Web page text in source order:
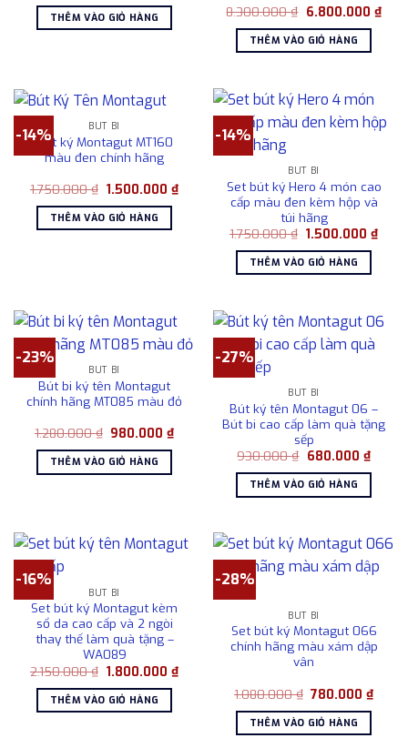
là:
2.300.000 ₫.
1.800.000 ₫.
THÊM VÀO GIỎ HÀNG 8.300.000₫ Giá
là:
8.300.000 ₫.
6.800.000 ₫Giá
hiện
THÊM VÀO GIỎ HÀNG
-14% BÚT BI
Bút ký Montagut MT160
màu đen chính hãng
1.750.000₫ Giá
là:
1.750.000 ₫.
1.500.000₫Giá
1.500.000 ₫.
THÊM VÀO GIỎ HÀNG
-14%
BÚT BI
Set bút ký Hero 4 món cao
cấp màu đen kèm hộp và
túi hãng
1.750.000₫ Giá
là:
1.750.000 ₫.
1.500.000₫Giá
hiện
THÊM VÀO GIỎ HÀNG
-23%
BÚT BI
Bút bi ký tên Montagut
chính hãng MT085 màu đỏ
1.280.000₫ Giá
là:
1.280.000 ₫.
980.000₫Giá
THÊM VÀO GIỎ HÀNG
-27%
BÚT BI
Bút ký tên Montagut 06 –
Bút bi cao cấp làm quà tặng
sếp
930.000₫ Giá
là:
930.000 ₫.
680.000 ₫Giá
tại
THÊM VÀO GIỎ HÀNG
-16%
BÚT BI
Set bút ký Montagut kèm
sổ da cao cấp và 2 ngòi
thay thế làm quà tặng –
WA089
2.150.000₫ Giá
là:
2.150.000 ₫.
1.800.000₫Giá
hiện
1.800.000 ₫.
THÊM VÀO GIỎ HÀNG
-28%
BÚT BI
Set bút ký Montagut 066
chính hãng màu xám dập
vân
1.080.000₫ Giá
là:
1.080.000 ₫.
780.000₫Giá
hiện
THÊM VÀO GIỎ HÀNG